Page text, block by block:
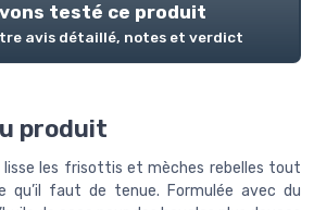
testé ce produit
avis détaillé, notes et verdict
produit
lisse les frisottis et mèches rebelles tout
qu’il faut de tenue. Formulée avec du